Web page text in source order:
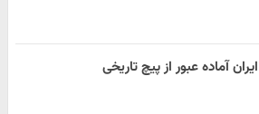
ایران آماده عبور از پیچ تاریخی